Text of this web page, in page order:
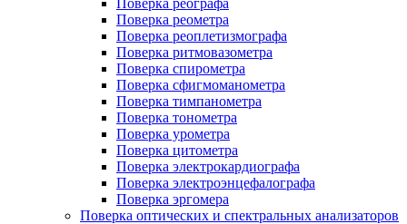
Поверка реографа
Поверка реометра
Поверка реоплетизмографа
Поверка ритмовазометра
Поверка спирометра
Поверка сфигмоманометра
Поверка тимпанометра
Поверка тонометра
Поверка урометра
Поверка цитометра
Поверка электрокардиографа
Поверка электроэнцефалографа
Поверка эргомера
Поверка оптических и спектральных анализаторов